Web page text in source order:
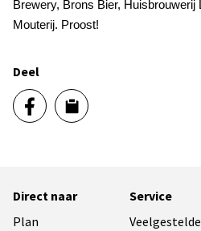
Brewery, Brons Bier, Huisbrouwerij
Mouterij. Proost!
Deel
Direct naar
Plan
Service